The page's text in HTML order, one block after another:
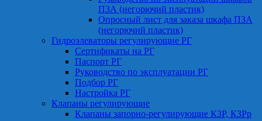
ПЗА (негорючий пластик)
Опросный лист для заказа шкафа ПЗА
(негорючий пластик)
Гидроэлеваторы регулирующие РГ
Сертификаты на РГ
Паспорт РГ
Руководство по эксплуатации РГ
Подбор РГ
Настройка РГ
Клапаны регулирующие
Клапаны запорно-регулирующие КЗР, КЗРр